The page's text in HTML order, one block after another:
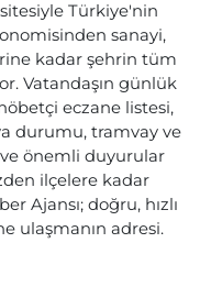
Türkiye'nin
sanayi,
kadar şehrin tüm
Vatandaşın günlük
eczane listesi,
durumu, tramvay ve
önemli duyurular
ilçelere kadar
Ajansı; doğru, hızlı
ulaşmanın adresi.